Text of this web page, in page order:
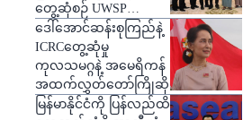
တွေ့ဆုံစဉ် UWSP
တောင်းဆို
ဒေါ်အောင်ဆန်းစုကြည်နဲ့
ICRCတွေ့ဆုံမှု
ကုလသမဂ္ဂနဲ့ အမေရိကန်
အထက်လွှတ်တော်ကြိုဆို
မြန်မာနိုင်ငံကို ပြန်လည်ထိ